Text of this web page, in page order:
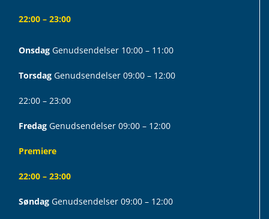
22:00 – 23:00
Onsdag Genudsendelser 10:00 – 11:00
Torsdag Genudsendelser 09:00 – 12:00
22:00 – 23:00
Fredag Genudsendelser 09:00 – 12:00
Premiere
22:00 – 23:00
Søndag Genudsendelser 09:00 – 12:00